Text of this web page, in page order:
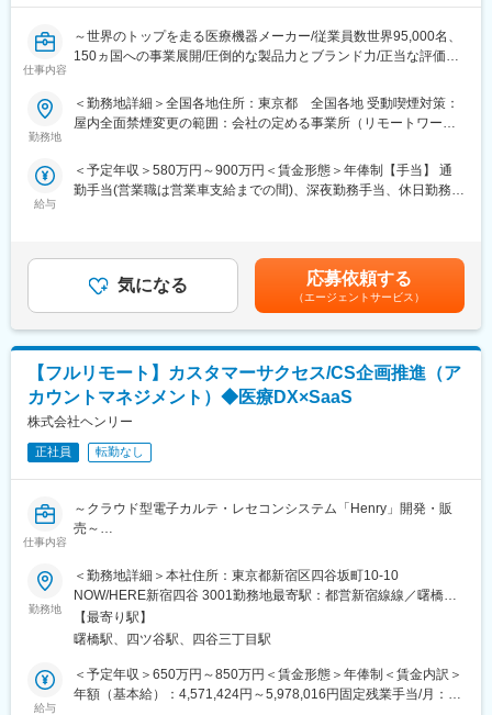
５、開発・製造～販売まで全て自社にて一気通貫で行っていま
す。
・手術立ち合い・器械出しサポート
・医師への製品説明・手技提案
・医局説明会の企画運営とプレゼン
・開発部門との改良・臨床導入連携
※営業担当には営業車が各自1台割り当てられ、原則は自宅から営
■休暇
■組織体制：
脊椎領域は全国を3名でカバーしています。
■同社の特色：
１、民間のシンクタンクの調査では、整形外科向けセラミックス
人工骨販売金額では国内シェアトップクラス。
２、入社と同時に有給休暇を比例付与。社員の産休育休取得率お
よび復職率は契約社員を含め100％。
３、従業員からのアイデアや提案を賞賛。主体性のある方はやり
がいを感じられます。
４、社内は社長、副社長問わず「さん」付けで呼び合う風通しの
良い風土があり、これまでの新卒社員の定着率は9割超と勤務しや
すい風土が整っています。
変更の範囲：会社の定める業務
仕事内容
～世界のトップを走る医療機器メーカー/従業員数世界95,000名、
150ヵ国への事業展開/圧倒的な製品力とブランド力/正当な評価体
いう社会貢献度～
て最前線で業界をリードしています。当社は1949年の設立以来、
医療技術の革新を続け、電池式体外型ペースメーカの開発やリー
おすすめです。
■評価制度：
社員の努力と成果を正当に評価するインセンティブ制度が充実し
ています。
100%達成の場合は3桁の支給が見込めます。
■業務概要：
医療機器の営業職として、医師や販売代理店と連携し、最適な治
療方法の提案を行います。新製品の特徴や効果を説明し、データ
■職務詳細：
・販売代理店との協力／教育
・手術立ち会い／技術サポート
・データ分析に基づく戦略的アプローチ
■研修／フォロー体制：
入社後、早期立ち上がりが可能な研修・OJT制度を完備。座学研
修と先輩社員との同行で、着実に力をつけることができます。戦
勤務地
＜勤務地詳細＞全国各地住所：東京都 全国各地 受動喫煙対策：
屋内全面禁煙変更の範囲：会社の定める事業所（リモートワーク
給与
＜予定年収＞580万円～900万円＜賃金形態＞年俸制【手当】 通
勤手当(営業職は営業車支給までの間)、深夜勤務手当、休日勤務手
年目の場合固定年収 600万円 インセンティブ 400万円賃金は
あくまでも目安の金額であり、選考を通じて上下する可能性があ
ります。月給(月額)は固定手当を含めた表記です。
気になる 応募依頼する
（エージェントサービス）
【フルリモート】カスタマーサクセス/CS企画推進（ア
カウントマネジメント）◆医療DX×SaaS
株式会社ヘンリー
正社員 転勤なし
仕事内容
～クラウド型電子カルテ・レセコンシステム「Henry」開発・販
売～
【募集背景】
「Henry」はリリースから3年が経ち、新規契約が着実に積み上が
るなかで、導入を終えた顧客群が急速に拡大しています。次のフ
ェーズで重要になるのが、これらの既存顧客に新機能を継続的に
届け、現場で"使える状態"まで定着させていくことです。 そこで
今回、機能の提供設計と実行体制を強化するため、本ポジション
の募集を開始しました。
勤務地
＜勤務地詳細＞本社住所：東京都新宿区四谷坂町10-10
NOW/HERE新宿四谷 3001勤務地最寄駅：都営新宿線線／曙橋駅
受動喫煙対策：敷地内全面禁煙変更の範囲：会社の定める事業所
（リモートワーク含む）
【最寄り駅】
曙橋駅、四ツ谷駅、四谷三丁目駅
給与
＜予定年収＞650万円～850万円＜賃金形態＞年俸制＜賃金内訳＞
年額（基本給）：4,571,424円～5,978,016円固定残業手当/月：